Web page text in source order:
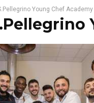
Young Chef Academy